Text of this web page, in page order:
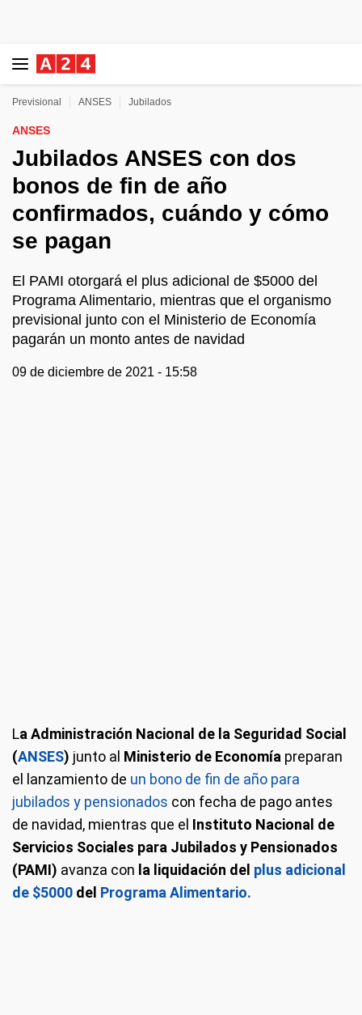
Previsional ANSES Jubilados
ANSES
Jubilados ANSES con dos
bonos de fin de año
confirmados, cuándo y cómo
se pagan
El PAMI otorgará el plus adicional de $5000 del
Programa Alimentario, mientras que el organismo
previsional junto con el Ministerio de Economía
pagarán un monto antes de navidad
09 de diciembre de 2021 - 15:58
La Administración Nacional de la Seguridad Social
(ANSES) junto al Ministerio de Economía preparan
el lanzamiento de un bono de fin de año para
jubilados y pensionados con fecha de pago antes
de navidad, mientras que el Instituto Nacional de
Servicios Sociales para Jubilados y Pensionados
(PAMI) avanza con la liquidación del plus adicional
de $5000 del Programa Alimentario.